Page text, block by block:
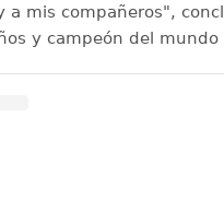
a mis compañeros",
y campeón del